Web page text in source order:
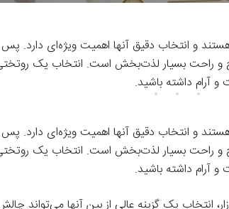
و انتخاب دقیق آنها اهمیت ویژه‌ای دارد.
و راحت بسیار لذت‌بخش است. انتخاب یک
آرام داشته باشید.
و انتخاب دقیق آنها اهمیت ویژه‌ای دارد.
و راحت بسیار لذت‌بخش است. انتخاب یک
آرام داشته باشید.
انتخاب یک گزینه عالی از بین آنها می‌تواند